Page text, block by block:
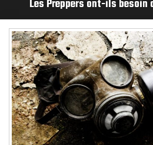
Les Preppers ont-ils besoin